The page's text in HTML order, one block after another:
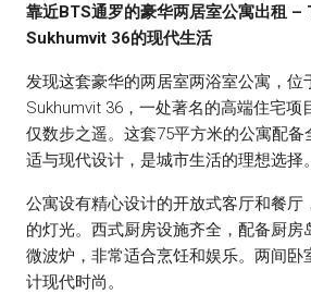
靠近BTS通罗的豪华两居室公寓出租 –
Sukhumvit 36的现代生活
发现这套豪华的两居室两浴室公寓，位
Sukhumvit 36，一处著名的高端住宅项
仅数步之遥。这套75平方米的公寓配备
适与现代设计，是城市生活的理想选择。
公寓设有精心设计的开放式客厅和餐厅
的灯光。西式厨房设施齐全，配备厨房
微波炉，非常适合烹饪和娱乐。两间卧
计现代时尚。